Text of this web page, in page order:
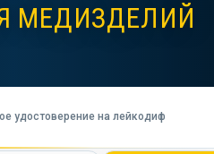
МЕДИЗДЕЛИЙ
удостоверение на лейкодиф